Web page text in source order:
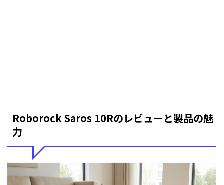
Roborock Saros 10Rのレビューと製品の魅
力